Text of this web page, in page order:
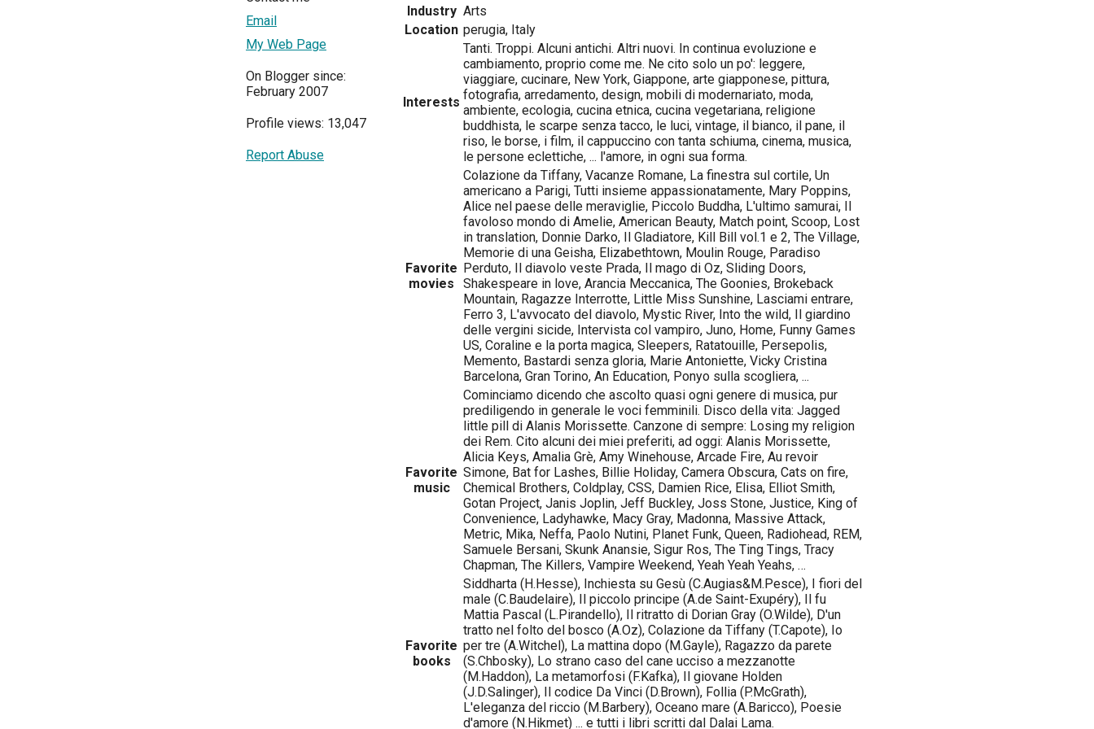
Email
My Web Page
On Blogger since:
February 2007
Profile views: 13,047
Report Abuse
Industry Arts
Location perugia, Italy
Interests
Tanti. Troppi. Alcuni antichi. Altri nuovi. In continua evoluzione e
cambiamento, proprio come me. Ne cito solo un po': leggere,
viaggiare, cucinare, New York, Giappone, arte giapponese, pittura,
fotografia, arredamento, design, mobili di modernariato, moda,
ambiente, ecologia, cucina etnica, cucina vegetariana, religione
buddhista, le scarpe senza tacco, le luci, vintage, il bianco, il pane, il
riso, le borse, i film, il cappuccino con tanta schiuma, cinema, musica,
le persone eclettiche, ... l'amore, in ogni sua forma.
Favorite
movies
Colazione da Tiffany, Vacanze Romane, La finestra sul cortile, Un
americano a Parigi, Tutti insieme appassionatamente, Mary Poppins,
Alice nel paese delle meraviglie, Piccolo Buddha, L'ultimo samurai, Il
favoloso mondo di Amelie, American Beauty, Match point, Scoop, Lost
in translation, Donnie Darko, Il Gladiatore, Kill Bill vol.1 e 2, The Village,
Memorie di una Geisha, Elizabethtown, Moulin Rouge, Paradiso
Perduto, Il diavolo veste Prada, Il mago di Oz, Sliding Doors,
Shakespeare in love, Arancia Meccanica, The Goonies, Brokeback
Mountain, Ragazze Interrotte, Little Miss Sunshine, Lasciami entrare,
Ferro 3, L'avvocato del diavolo, Mystic River, Into the wild, Il giardino
delle vergini sicide, Intervista col vampiro, Juno, Home, Funny Games
US, Coraline e la porta magica, Sleepers, Ratatouille, Persepolis,
Memento, Bastardi senza gloria, Marie Antoniette, Vicky Cristina
Barcelona, Gran Torino, An Education, Ponyo sulla scogliera, ...
Favorite
music
Cominciamo dicendo che ascolto quasi ogni genere di musica, pur
prediligendo in generale le voci femminili. Disco della vita: Jagged
little pill di Alanis Morissette. Canzone di sempre: Losing my religion
dei Rem. Cito alcuni dei miei preferiti, ad oggi: Alanis Morissette,
Alicia Keys, Amalia Grè, Amy Winehouse, Arcade Fire, Au revoir
Simone, Bat for Lashes, Billie Holiday, Camera Obscura, Cats on fire,
Chemical Brothers, Coldplay, CSS, Damien Rice, Elisa, Elliot Smith,
Gotan Project, Janis Joplin, Jeff Buckley, Joss Stone, Justice, King of
Convenience, Ladyhawke, Macy Gray, Madonna, Massive Attack,
Metric, Mika, Neffa, Paolo Nutini, Planet Funk, Queen, Radiohead, REM,
Samuele Bersani, Skunk Anansie, Sigur Ros, The Ting Tings, Tracy
Chapman, The Killers, Vampire Weekend, Yeah Yeah Yeahs, …
Favorite
books
Siddharta (H.Hesse), Inchiesta su Gesù (C.Augias&M.Pesce), I fiori del
male (C.Baudelaire), Il piccolo principe (A.de Saint-Exupéry), Il fu
Mattia Pascal (L.Pirandello), Il ritratto di Dorian Gray (O.Wilde), D'un
tratto nel folto del bosco (A.Oz), Colazione da Tiffany (T.Capote), Io
per tre (A.Witchel), La mattina dopo (M.Gayle), Ragazzo da parete
(S.Chbosky), Lo strano caso del cane ucciso a mezzanotte
(M.Haddon), La metamorfosi (F.Kafka), Il giovane Holden
(J.D.Salinger), Il codice Da Vinci (D.Brown), Follia (P.McGrath),
L'eleganza del riccio (M.Barbery), Oceano mare (A.Baricco), Poesie
d'amore (N.Hikmet) ... e tutti i libri scritti dal Dalai Lama.